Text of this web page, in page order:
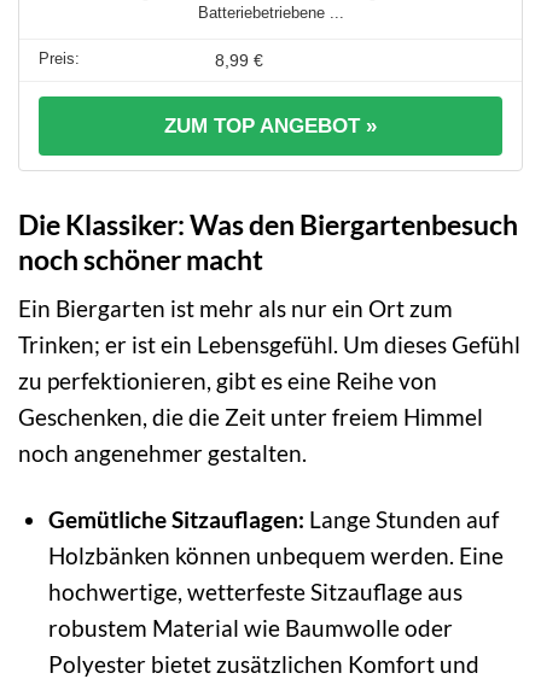
Batteriebetriebene ...
8,99 €
ZUM TOP ANGEBOT »
Die Klassiker: Was den Biergartenbesuch
noch schöner macht
Ein Biergarten ist mehr als nur ein Ort zum
Trinken; er ist ein Lebensgefühl. Um dieses Gefühl
zu perfektionieren, gibt es eine Reihe von
Geschenken, die die Zeit unter freiem Himmel
noch angenehmer gestalten.
Gemütliche Sitzauflagen: Lange Stunden auf
Holzbänken können unbequem werden. Eine
hochwertige, wetterfeste Sitzauflage aus
robustem Material wie Baumwolle oder
Polyester bietet zusätzlichen Komfort und